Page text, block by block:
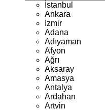
İstanbul
Ankara
İzmir
Adana
Adıyaman
Afyon
Ağrı
Aksaray
Amasya
Antalya
Ardahan
Artvin